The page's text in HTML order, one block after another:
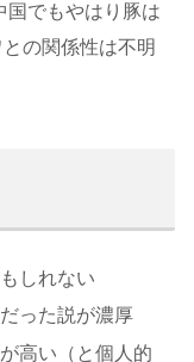
国でもやはり豚は
の関係性は不明
しれない
った説が濃厚
高い（と個人的